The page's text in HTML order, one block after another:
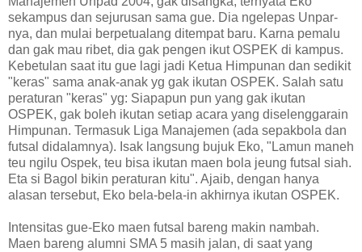
sekampus dan sejurusan sama gue. Dia ngelepas Unpar-
nya, dan mulai berpetualang ditempat baru. Karna pemalu
dan gak mau ribet, dia gak pengen ikut OSPEK di kampus.
Kebetulan saat itu gue lagi jadi Ketua Himpunan dan sedikit
"keras" sama anak-anak yg gak ikutan OSPEK. Salah satu
peraturan "keras" yg: Siapapun pun yang gak ikutan
OSPEK, gak boleh ikutan setiap acara yang diselenggarain
Himpunan. Termasuk Liga Manajemen (ada sepakbola dan
futsal didalamnya). Isak langsung bujuk Eko, "Lamun maneh
teu ngilu Ospek, teu bisa ikutan maen bola jeung futsal siah.
Eta si Bagol bikin peraturan kitu". Ajaib, dengan hanya
alasan tersebut, Eko bela-bela-in akhirnya ikutan OSPEK.
Intensitas gue-Eko maen futsal bareng makin nambah.
Maen bareng alumni SMA 5 masih jalan, di saat yang